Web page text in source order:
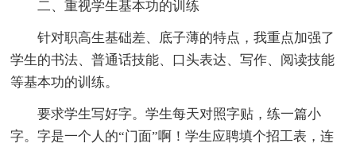
二、重视学生基本功的训练
针对职高生基础差、底子薄的特点，我重点加强了
学生的书法、普通话技能、口头表达、写作、阅读技能
等基本功的训练。
要求学生写好字。学生每天对照字贴，练一篇小
字。字是一个人的“门面”啊！学生应聘填个招工表，连